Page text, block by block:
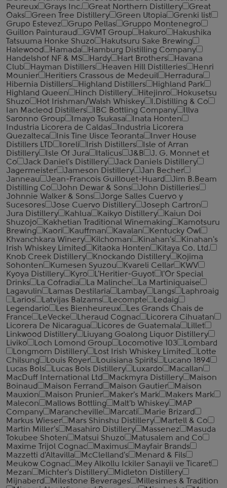
Peureux
Grays Inc. Great Northern Distillery
Great
Oaks
Green Tree Distillery Green Utopia
Grenki list
Grupo Estevez
Grupo Pellas
Gruppo Montenegro
Guillon Painturaud
GVMT Group Hakuro
Hakushika
Tatsuuma Honke Shuzo
Hakutsuru Sake Brewing
Halewood
Hamada
Hamburg Distilling Company
Handelshof NF & MS
Hardy Hart Brothers
Havana
Club
Hayman Distillers Heaven Hill Distilleries
Henri
Mounier
Heritiers Crassous de Medeuil
Herradura
Hibernia Distillers
Highland Distillers
Highland Park
Highland Queen
Hinch Distillery Hitejinro
Hokusetsu
Shuzo
Hot Irishman/Walsh Whiskey
I.Distilling & Co
Ian Macleod Distillers
IBC Bottling Company
Illva
Saronno Group
Imayo Tsukasa
Inata Honten
Industria Licorera de Caldas
Industria Licorera
Quezalteca
Inis Tine Uisce Teoranta
Inver House
Distillers LTD
Ioreli Irish Distillers
Isle of Arran
Distillery
Isle Of Jura Italicus J&B
J. G. Monnet et
Co
Jack Daniel's Distillery
Jack Daniels Distillery
Jagermeister
Jameson Distillery
Jan Becher
Janneau
Jean-Francois Guillouet-Huard
Jim B.Beam
Distilling Co
John Dewar & Sons
John Distilleries
Johnnie Walker & Sons
Jorge Salles Cuervo y
Sucesores
Jose Cuervo Distillery
Joseph Cartron
Jura Distillery
Kahlua Kaikyo Distillery
Kaiun Doi
Shuzojo
Kakhetian Traditional Winemaking
Kamotsuru
Brewing
Kaori Kauffman Kavalan
Kentucky Owl
Khvanchkara Winery
Kilchoman Kinahan's
Kinahan's
Irish Whiskey Limited
Kitaoka Honten
Kitaya Co. Ltd.
Knob Creek Distillery
Knockando Distillery
Kojima
Sohonten
Kumesen Syuzou Kvareli Cellar
KWV
Kyoya Distillery
Kyro L'Heritier-Guyot
l'Or Special
Drinks
La Cofradia La Malinche
La Martiniquaise
Lagavulin
Lamas Destilaria Lambay Langs
Laphroaig
Larios
Latvijas Balzams Lecompte
Ledaig
Legendario
Les Bienheureux
Les Grands Chais de
France
LeVecke Lheraud Cognac
Licorera Cihuatan
Licorera De Nicaragua
Licores de Guatemala
Lillet
Linkwood Distillery
Liuyang Goalong Liquor Distillery
Liviko
Loch Lomond Group Locomotive 103
Lombard
Longmorn Distillery
Lost Irish Whiskey Limited
Lotte
Chilsung
Louis Royer Louisiana Spirits
Lucano 1894
Lucas Bols
Lucas Bols Distillery Luxardo
Macallan
MacDuff International Ltd
Mackmyra Distillery
Maison
Boinaud
Maison Ferrand Maison Gautier
Maison
Mauxion
Maison Prunier Maker's Mark
Makers Mark
Malecon
Mallows Bottling Malt'b Whiskey
MAP
Company
Marancheville Marcati
Marie Brizard
Markus Wieser
Mars Shinshu Distillery
Martell & Co
Martin Miller's
Masahiro Distillery Massenez
Masuda
Tokubee Shoten
Matsui Shuzo
Matusalem and Co
Maxime Trijol Cognac
Maximus
Mayfair Brands
Mazzetti d'Altavilla
McClelland's
Menard & Fils
Meukow Cognac
Mey Alkollu Ickiler Sanayii ve Ticaret
Mezan
Michter's Distillery
Midleton Distillery
Mijnaberd
Milestone Beverages
Millesimes & Tradition